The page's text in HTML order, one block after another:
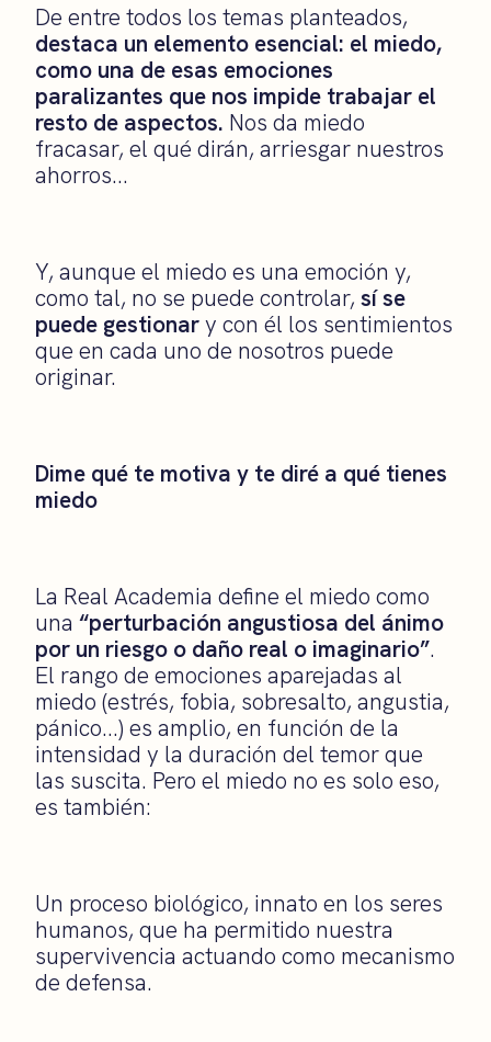
De entre todos los temas planteados,
destaca un elemento esencial: el miedo,
como una de esas emociones
paralizantes que nos impide trabajar el
resto de aspectos. Nos da miedo
fracasar, el qué dirán, arriesgar nuestros
ahorros…
Y, aunque el miedo es una emoción y,
como tal, no se puede controlar, sí se
puede gestionary con él los sentimientos
que en cada uno de nosotros puede
originar.
Dime qué te motiva y te diré a qué tienes
miedo
La Real Academia define el miedo como
una “perturbación angustiosa del ánimo
por un riesgo o daño real o imaginario”.
El rango de emociones aparejadas al
miedo (estrés, fobia, sobresalto, angustia,
pánico…) es amplio, en función de la
intensidad y la duración del temor que
las suscita. Pero el miedo no es solo eso,
es también:
Un proceso biológico, innato en los seres
humanos, que ha permitido nuestra
supervivencia actuando como mecanismo
de defensa.